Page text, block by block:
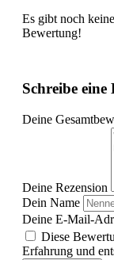
Es gibt noch
Bewertung!
Schreibe eine
Deine
Deine Rezension
Dein Name
Deine E-Mail-
Diese
Erfahrung und